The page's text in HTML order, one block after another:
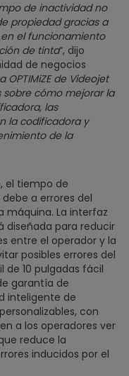
de inactividad no
propiedad gracias a
el funcionamiento
de tinta“, dijo
de negocios
OPTIMiZE de Videojet
cómo mejorar la
las
la codificadora y
de la
el tiempo de
a errores del
máquina. La interfaz
diseñada para reducir
entre el operador y la
posibles errores del
10 pulgadas fácil
garantía de
inteligente de
con
a los operadores ver
reduce la
inducidos por el